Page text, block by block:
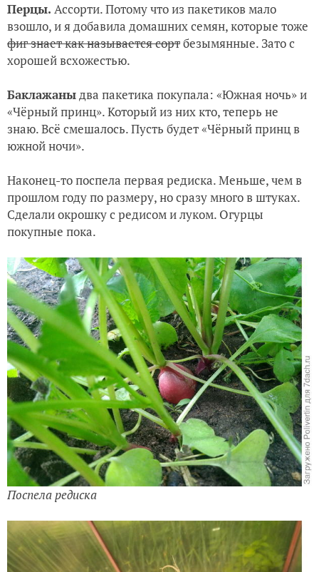
Перцы. Ассорти. Потому что из пакетиков мало
взошло, и я добавила домашних семян, которые тоже
фиг знает как называется сортбезымянные. Зато с
хорошей всхожестью.
Баклажаныдва пакетика покупала: «Южная ночь» и
«Чёрный принц». Который из них кто, теперь не
знаю. Всё смешалось. Пусть будет «Чёрный принц в
южной ночи».
Наконец-то поспела первая редиска. Меньше, чем в
прошлом году по размеру, но сразу много в штуках.
Сделали окрошку с редисом и луком. Огурцы
покупные пока.
Поспела редиска